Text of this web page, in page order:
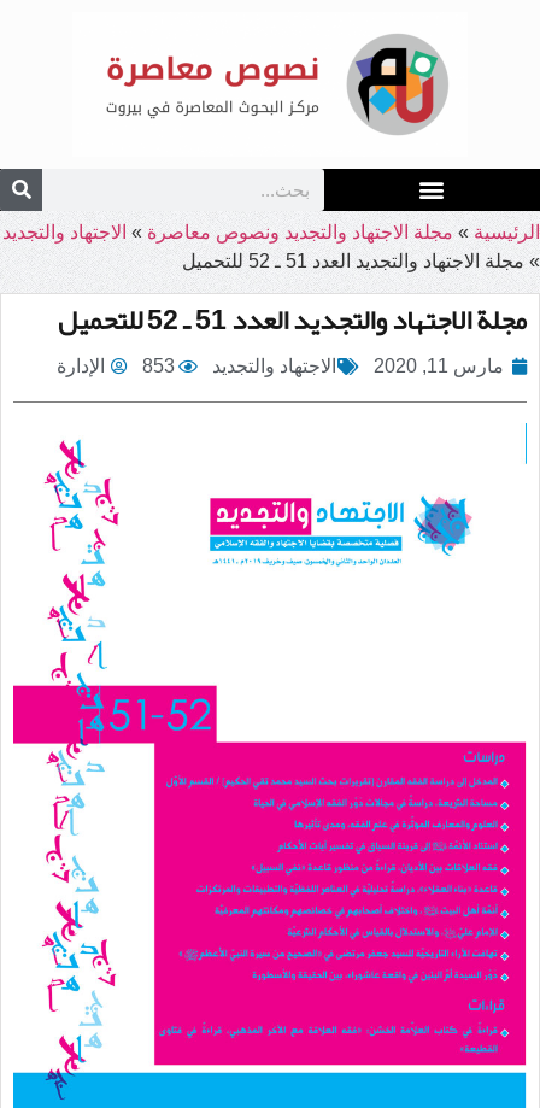
الرئيسية » مجلة الاجتهاد والتجديد ونصوص معاصرة » الاجتهاد والتجديد
» مجلة الاجتهاد والتجديد العدد 51 ـ 52 للتحميل
مجلة الاجتهاد والتجديد العدد 51 ـ 52 للتحميل
مارس 11, 2020 الاجتهاد والتجديد 853 الإدارة